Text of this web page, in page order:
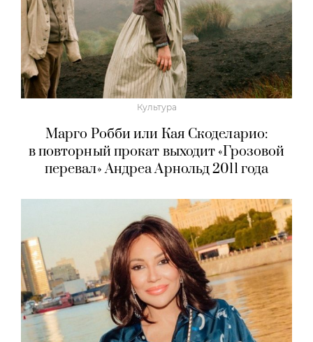
Культура
Марго Робби или Кая Скоделарио:
в повторный прокат выходит «Грозовой
перевал» Андреа Арнольд 2011 года